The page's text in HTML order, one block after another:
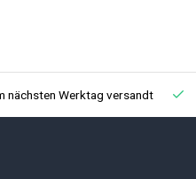
nächsten Werktag versandt